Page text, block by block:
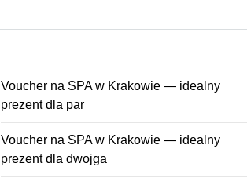
Voucher na SPA w Krakowie — idealny
prezent dla par
Voucher na SPA w Krakowie — idealny
prezent dla dwojga